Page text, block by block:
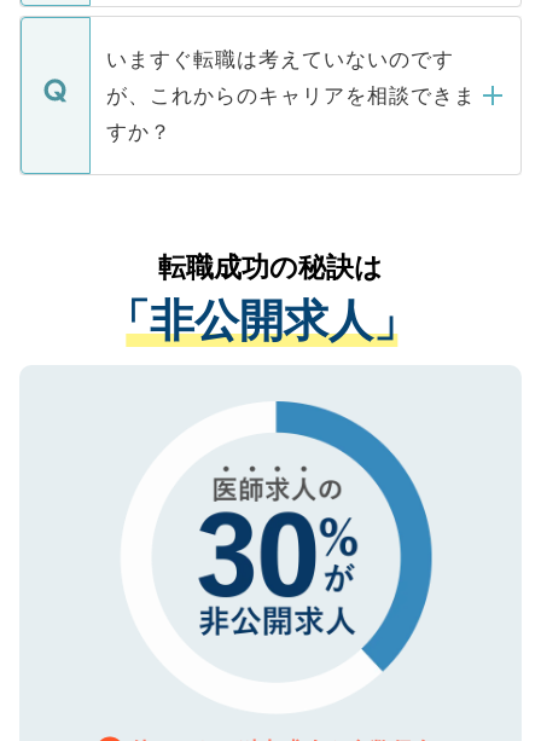
関を公にしてしまうと、応募が殺到する場
に、医療機関が求める条件に合った人材の
みを人材紹介会社に依頼するケースが増え
ています。
定を承諾する必要はありません。内定先へ
の辞退の連絡はキャリアパートナーが行い
個人情報が漏えいすることはありませんの
で、ご安心ください。当サイトからの登録
などで収集したご登録者様の個人情報は、
ご本人のキャリアアップおよび転職活動の
支援を目的に使用いたします。お預かりし
ているすべての個人データはご本人の許可
は、個人情報の取り扱いについての厳密な
管理基準を満たした事業者のみに付与され
る、プライバシーマークを取得済みです。
で、機密保持に関してもご安心ください。
いますぐ転職は考えていないのです
が、これからのキャリアを相談できま
すか？
かがいして、現在の医療機関の状況や紹介
経験をまじえながら、適切なアドバイスを
させていただきます。すぐにご転職をされ
ない方には、長期的なサポートが可能です
ので、まずはご登録ください。
転職成功の秘訣は
「非公開求人」